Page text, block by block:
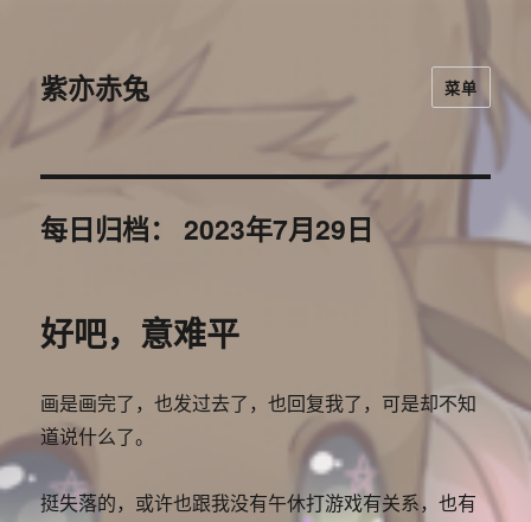
紫亦赤兔 菜单
每日归档：2023年7月29日
好吧，意难平
画是画完了，也发过去了，也回复我了，可是却不知
道说什么了。
挺失落的，或许也跟我没有午休打游戏有关系，也有